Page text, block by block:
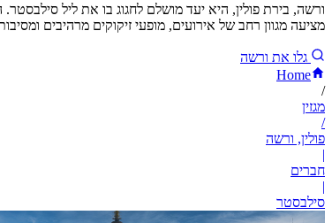
ורשה, בירת פולין, היא יעד מושלם לחגוג בו את ליל
מציעה מגוון רחב של אירועים, מופעי זיקוקים מרהיבים
גלו את ורשה
Home
/
מגזין
/
פולין, ורשה
|
חברים
|
סילבסטר